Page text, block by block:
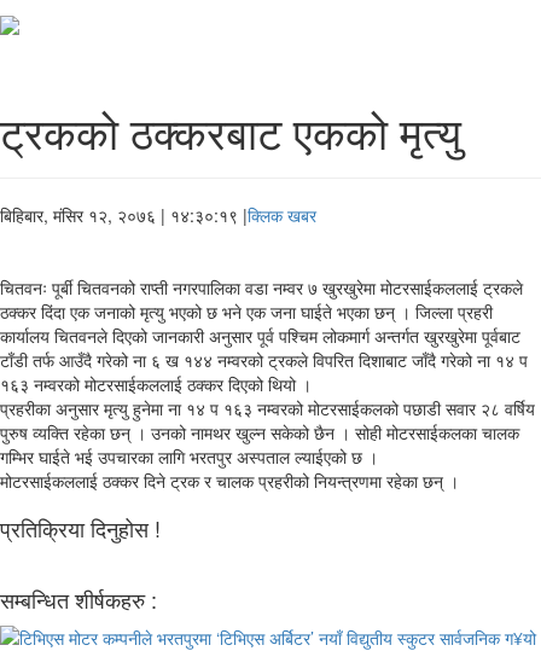
ट्रकको ठक्करबाट एकको मृत्यु
बिहिबार, मंसिर १२, २०७६ | १४:३०:१९ |क्लिक खबर
चितवनः पूर्बी चितवनको राप्ती नगरपालिका वडा नम्वर ७ खुरखुरेमा मोटरसाईकललाई ट्रकले
ठक्कर दिंदा एक जनाको मृत्यु भएको छ भने एक जना घाईते भएका छन् । जिल्ला प्रहरी
कार्यालय चितवनले दिएको जानकारी अनुसार पूर्व पश्चिम लोकमार्ग अन्तर्गत खुरखुरेमा पूर्वबाट
टाँडी तर्फ आउँदै गरेको ना ६ ख १४४ नम्वरको ट्रकले विपरित दिशाबाट जाँदै गरेको ना १४ प
१६३ नम्वरको मोटरसाईकललाई ठक्कर दिएको थियो ।
प्रहरीका अनुसार मृत्यु हुनेमा ना १४ प १६३ नम्वरको मोटरसाईकलको पछाडी सवार २८ वर्षिय
पुरुष व्यक्ति रहेका छन् । उनको नामथर खुल्न सकेको छैन । सोही मोटरसाईकलका चालक
गम्भिर घाईते भई उपचारका लागि भरतपुर अस्पताल ल्याईएको छ ।
मोटरसाईकललाई ठक्कर दिने ट्रक र चालक प्रहरीको नियन्त्रणमा रहेका छन् ।
प्रतिक्रिया दिनुहोस !
सम्बन्धित शीर्षकहरु :